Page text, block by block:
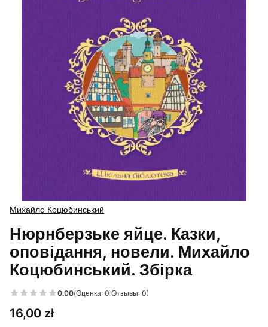
Михайло Коцюбинський
Нюрнберзьке яйце. Казки,
оповідання, новели. Михайло
Коцюбинський. Збірка
0.00(Оценка: 0 Отзывы: 0)
Цена
16,00 zł